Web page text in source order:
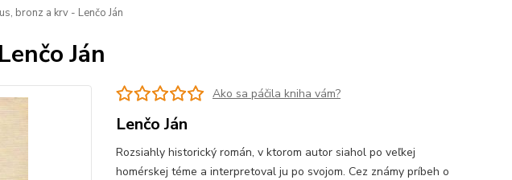
bronz a krv - Lenčo Ján
Ján
Ako sa páčila kniha vám?
Lenčo Ján
Rozsiahly historický román, v ktorom autor siahol po veľkej
homérskej téme a interpretoval ju po svojom. Cez známy príbeh o